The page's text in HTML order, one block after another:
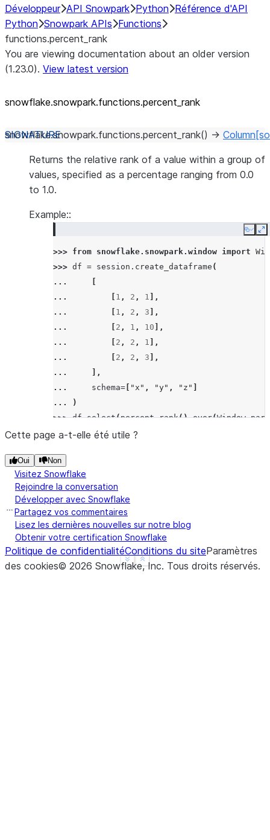
Développeur API Snowpark Python Référence d'API
Python Snowpark APIs Functions
functions.percent_rank
You are viewing documentation about an older version
(1.23.0). View latest version
snowflake.snowpark.functions.percent_ rank
snowflake.snowpark.functions.percent_rank() → Column
Returns the relative rank of a value within a group of
values, specified as a percentage ranging from 0.0
to 1.0.
Example::
Copy
>>> from snowflake.snowpark.window import
>>> df = session . create_dataframe (
...
...
1 , 2 , 1 ],
...
1 , 2 , 3 ],
...
2 , 1 , 10 ],
...
2 , 2 , 1 ],
...
2 , 2 , 3 ],
...
],
...
schema= "x" , "y" , "z"
...
)
>>> df.select(percent_rank().over(Window.
------------
------------
|0.0       |
|0.5       |
|0.5       |
|0.0       |
|0.0       |
------------
Show less
See more
Cette page a-t-elle été utile ?
Oui Non
Visitez Snowflake
Rejoindre la conversation
Développer avec Snowflake
Partagez vos commentaires
Lisez les dernières nouvelles sur notre blog
Obtenir votre certification Snowflake
Politique de confidentialitéConditions du siteParamètres
des cookies© 2026 Snowflake, Inc. Tous droits réservés.